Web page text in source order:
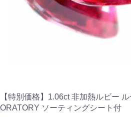
【特別価格】1.06ct 非加熱ルビー
ORATORY ソーティングシート付